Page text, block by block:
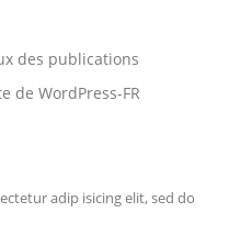
des publications
de WordPress-FR
adip isicing elit, sed do